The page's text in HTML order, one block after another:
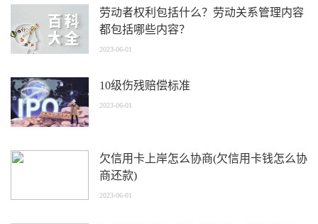
劳动者权利包括什么？劳动关系管理内容
都包括哪些内容？
2023-06-01
10级伤残赔偿标准
2023-06-01
欠信用卡上岸怎么协商(欠信用卡钱怎么协
商还款)
2023-06-01